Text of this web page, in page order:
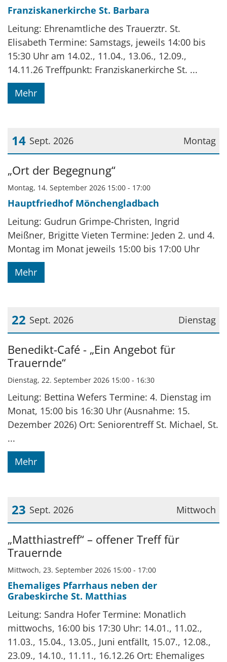
Franziskanerkirche St. Barbara
Leitung: Ehrenamtliche des Trauerztr. St.
Elisabeth Termine: Samstags, jeweils 14:00 bis
15:30 Uhr am 14.02., 11.04., 13.06., 12.09.,
14.11.26 Treffpunkt: Franziskanerkirche St. ...
Mehr
Montag
14 Sept. 2026
Datum: 14. September 2026
„Ort der Begegnung“
Montag, 14. September 2026 15:00 - 17:00
Hauptfriedhof Mönchengladbach
Leitung: Gudrun Grimpe-Christen, Ingrid
Meißner, Brigitte Vieten Termine: Jeden 2. und 4.
Montag im Monat jeweils 15:00 bis 17:00 Uhr
Mehr
Dienstag
22 Sept. 2026
Datum: 22. September 2026
Benedikt-Café - „Ein Angebot für
Trauernde“
Dienstag, 22. September 2026 15:00 - 16:30
Leitung: Bettina Wefers Termine: 4. Dienstag im
Monat, 15:00 bis 16:30 Uhr (Ausnahme: 15.
Dezember 2026) Ort: Seniorentreff St. Michael, St.
...
Mehr
Mittwoch
23 Sept. 2026
Datum: 23. September 2026
„Matthiastreff“ – offener Treff für
Trauernde
Mittwoch, 23. September 2026 15:00 - 17:00
Ehemaliges Pfarrhaus neben der
Grabeskirche St. Matthias
Leitung: Sandra Hofer Termine: Monatlich
mittwochs, 16:00 bis 17:30 Uhr: 14.01., 11.02.,
11.03., 15.04., 13.05., Juni entfällt, 15.07., 12.08.,
23.09., 14.10., 11.11., 16.12.26 Ort: Ehemaliges